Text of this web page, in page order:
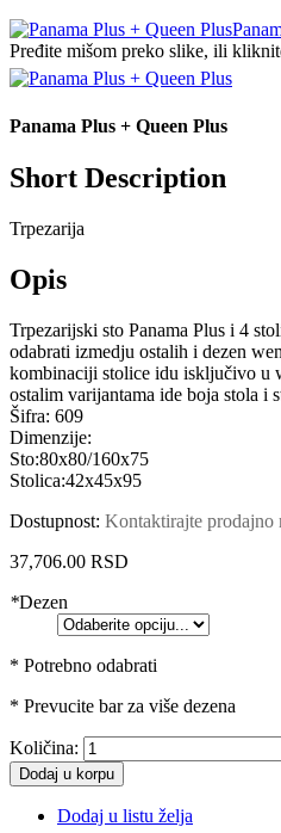
Pređite mišom preko slike, ili
Panama Plus + Queen Plus
Short Description
Trpezarija
Opis
Trpezarijski sto Panama Plus i 4
odabrati izmedju ostalih i dezen
kombinaciji stolice idu isključivo u
ostalim varijantama ide boja stola i
Šifra: 609
Dimenzije:
Sto:80x80/160x75
Stolica:42x45x95
Dostupnost: Kontaktirajte prodajno
37,706.00 RSD
*Dezen
* Potrebno odabrati
* Prevucite bar za više dezena
Količina:
Dodaj u korpu
Dodaj u listu želja